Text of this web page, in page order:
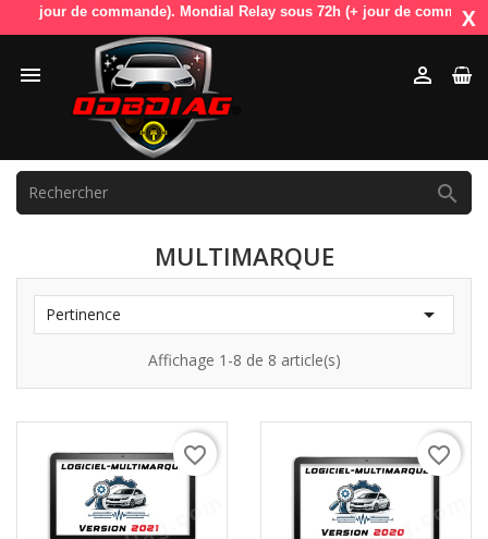
jour de commande). Mondial Relay sous 72h (+ jour de commande).X
 

MULTIMARQUE
Pertinence 
Affichage 1-8 de 8 article(s)
favorite_border favorite_border